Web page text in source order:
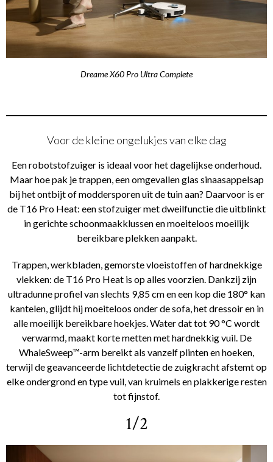
Dreame X60 Pro Ultra Complete
Voor de kleine ongelukjes van elke dag
Een robotstofzuiger is ideaal voor het dagelijkse onderhoud.
Maar hoe pak je trappen, een omgevallen glas sinaasappelsap
bij het ontbijt of moddersporen uit de tuin aan? Daarvoor is er
de T16 Pro Heat: een stofzuiger met dweilfunctie die uitblinkt
in gerichte schoonmaakklussen en moeiteloos moeilijk
bereikbare plekken aanpakt.
Trappen, werkbladen, gemorste vloeistoffen of hardnekkige
vlekken: de T16 Pro Heat is op alles voorzien. Dankzij zijn
ultradunne profiel van slechts 9,85 cm en een kop die 180° kan
kantelen, glijdt hij moeiteloos onder de sofa, het dressoir en in
alle moeilijk bereikbare hoekjes. Water dat tot 90 °C wordt
verwarmd, maakt korte metten met hardnekkig vuil. De
WhaleSweep™-arm bereikt als vanzelf plinten en hoeken,
terwijl de geavanceerde lichtdetectie de zuigkracht afstemt op
elke ondergrond en type vuil, van kruimels en plakkerige resten
tot fijnstof.
1/2